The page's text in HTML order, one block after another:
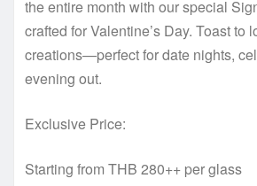
the entire month with our special
crafted for Valentine’s Day. Toast to
creations—perfect for date nights,
evening out.
Exclusive Price:
Starting from THB 280++ per glass